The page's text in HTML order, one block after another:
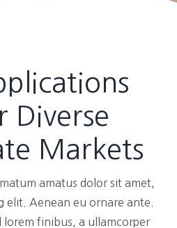
Diverse
Markets
amatus dolor sit amet,
elit. Aenean eu ornare ante.
lorem finibus, a ullamcorper